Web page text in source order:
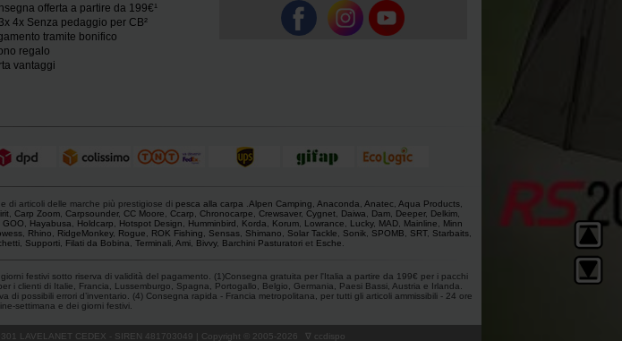
offerta a partire da 199€¹
4x Senza pedaggio per CB²
tramite bonifico
regalo
vantaggi
di articoli delle marche più prestigiose di pesca alla carpa Alpen Camping Anaconda Anatec Aqua Products,
, Carp Zoom, Carpsounder, CC Moore Ccarp Chronocarpe Crewsaver, Cygnet, Daiwa Dam, Deeper, Delkim,
GOO Hayabusa Holdcarp Hotspot Design Humminbird Korda Korum, Lowrance Lucky, MAD, Mainline
Minn
Rhino RidgeMonkey, Rogue ROK Fishing Sensas Shimano Solar Tackle Sonik SPOMB SRT, Starbaits
, Supporti, Filati da Bobina Terminali, Ami, Bivvy, Barchini Pasturatoriet Esche
festivi sotto riserva di validità del pagamento. (1)Consegna gratuita per l'Italia a partire da 199€ per i pacchi
i clienti di Italie, Francia, Lussemburgo, Spagna, Portogallo, Belgio, Germania, Paesi Bassi, Austria e Irlanda.
possibili errori d’inventario. (4) Consegna rapida - Francia metropolitana, per tutti gli articoli ammissibili - 24 ore
settimana e dei giorni festivi.
LAVELANET CEDEX - SIREN 481703049 | Copyright © 2005-2026 ∇ ccdispo